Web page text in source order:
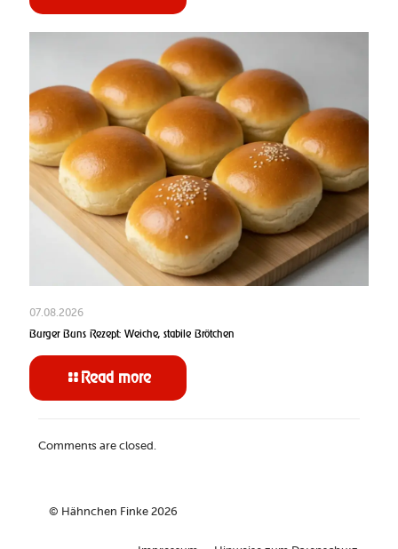
07.08.2026
Burger Buns Rezept: Weiche, stabile Brötchen
Read more
Comments are closed.
© Hähnchen Finke 2026